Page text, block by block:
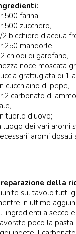
farina,
zucchero,
2 bicchiere d'acqua
mandorle,
chiodi di garofano,
noce moscata
grattugiata di 1
cucchiaino di pepe,
carbonato di
tuorlo d'uovo;
luogo dei vari aromi
aromi dosati
della
sul tavolo tutti
in ultimo
ingredienti a secco
poco la